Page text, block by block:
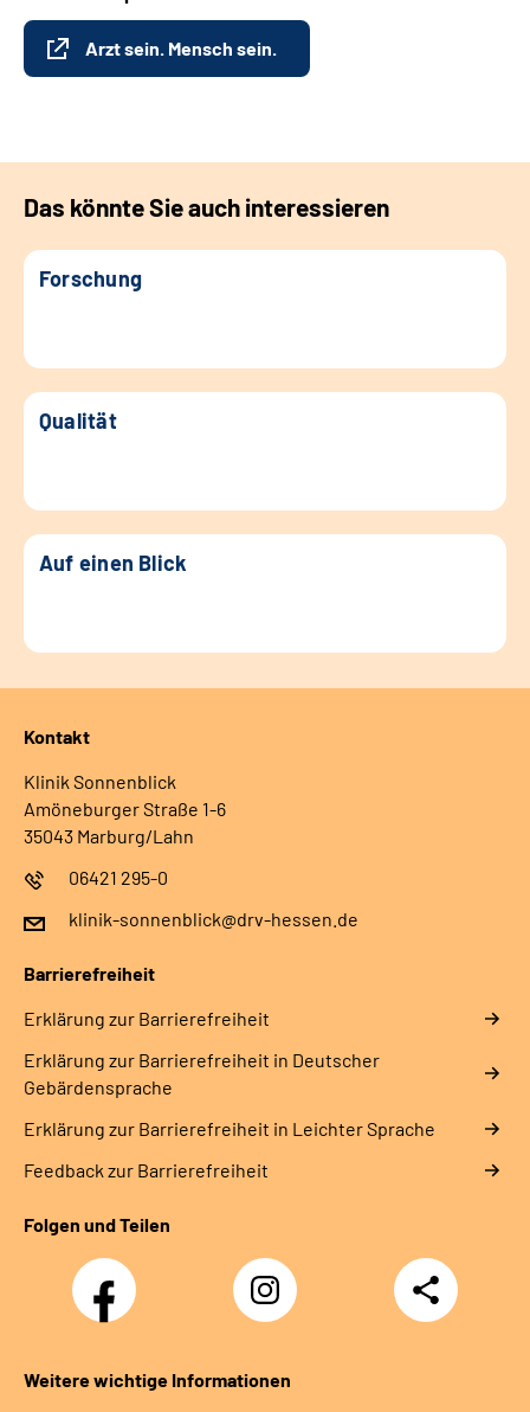
Arzt sein. Mensch sein.
Das könnte Sie auch interessieren
Forschung
Qualität
Auf einen Blick
Kontakt
Klinik Sonnenblick
Amöneburger Straße 1-6
35043 Marburg/Lahn
06421 295-0
klinik-sonnenblick@drv-hessen.de
Barrierefreiheit
Erklärung zur Barrierefreiheit
Erklärung zur Barrierefreiheit in Deutscher
Gebärdensprache
Erklärung zur Barrierefreiheit in Leichter Sprache
Feedback zur Barrierefreiheit
Folgen und Teilen
Facebook
Klinik
Sonnenblick
Instagram
Klinik
Sonnenblick
Teilen
Weitere wichtige Informationen